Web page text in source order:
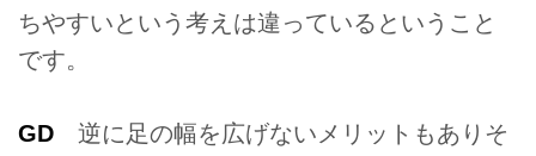
ちやすいという考えは違っているということ
です。
GD 逆に足の幅を広げないメリットもありそ